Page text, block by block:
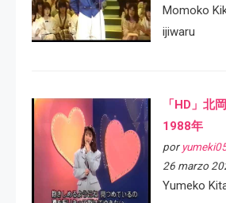
Momoko
ijiwaru
「HD」
1988年
por
26 marzo
Yumeko